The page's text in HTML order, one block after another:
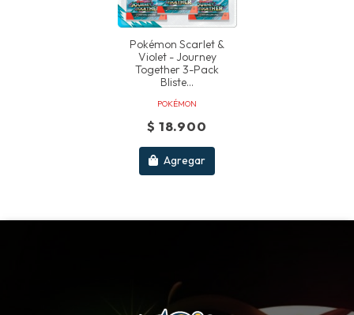
Pokémon Scarlet &
Violet - Journey
Together 3-Pack
Bliste...
POKÉMON
$ 18.900
Agregar